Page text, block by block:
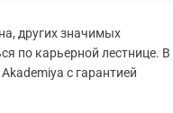
других значимых
по карьерной лестнице. В
Akademiya с гарантией